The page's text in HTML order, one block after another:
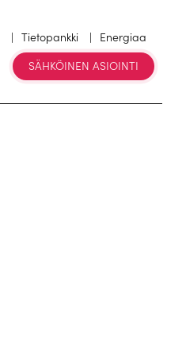
Tietopankki
Energiaa
SÄHKÖINEN ASIOINTI